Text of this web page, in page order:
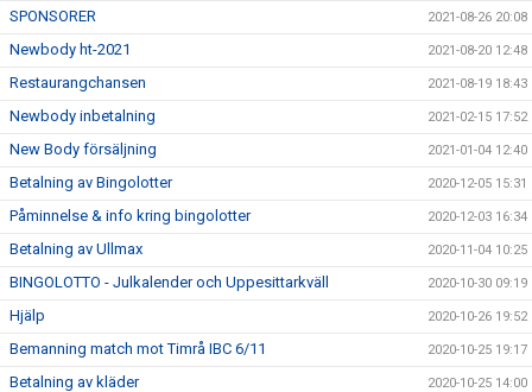
SPONSORER 2021-08-26 20:08
Newbody ht-2021 2021-08-20 12:48
Restaurangchansen 2021-08-19 18:43
Newbody inbetalning 2021-02-15 17:52
New Body försäljning 2021-01-04 12:40
Betalning av Bingolotter 2020-12-05 15:31
Påminnelse & info kring bingolotter 2020-12-03 16:34
Betalning av Ullmax 2020-11-04 10:25
BINGOLOTTO - Julkalender och Uppesittarkväll 2020-10-30 09:19
Hjälp 2020-10-26 19:52
Bemanning match mot Timrå IBC 6/11 2020-10-25 19:17
Betalning av kläder 2020-10-25 14:00